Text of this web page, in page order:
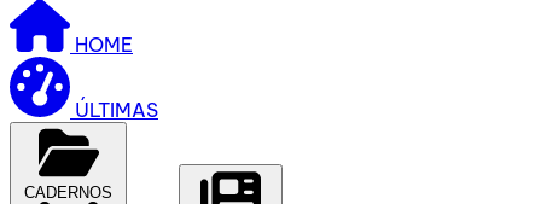
HOME
ÚLTIMAS
CADERNOS